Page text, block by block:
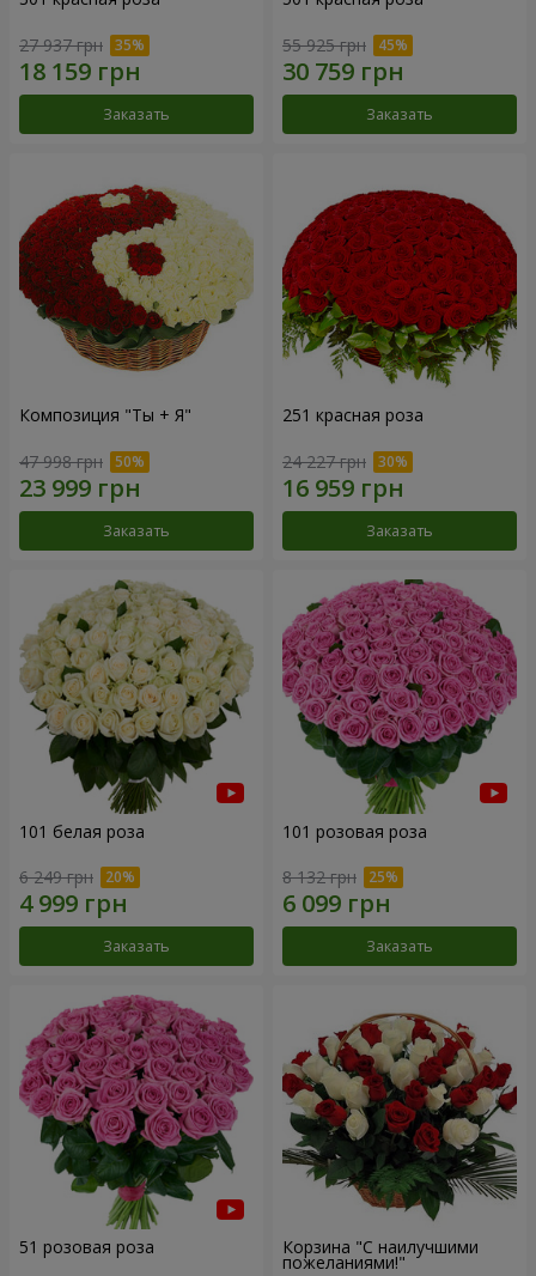
27 937 грн
Заказать
55 925 грн
Заказать
Композиция "Ты + Я"
47 998 грн
Заказать
251 красная роза
24 227 грн
Заказать
101 белая роза
6 249 грн
Заказать
101 розовая роза
8 132 грн
Заказать
51 розовая роза Корзина "С наилучшими
пожеланиями!"